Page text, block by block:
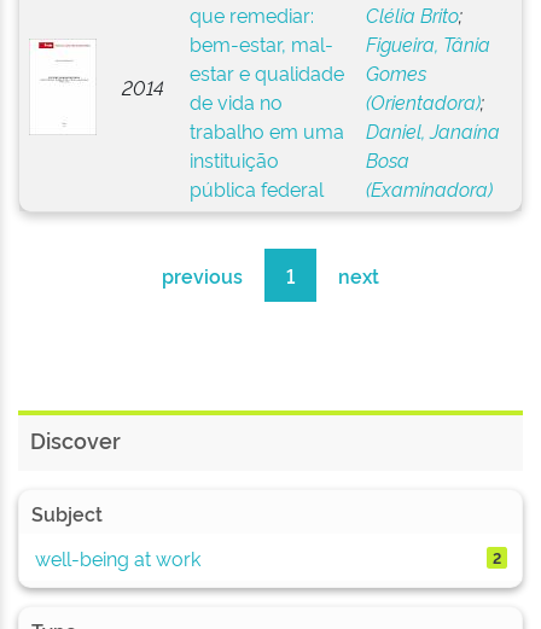
2014
que remediar:
bem-estar, mal-
estar e qualidade
de vida no
trabalho em uma
instituição
pública federal
Clélia Brito;
Figueira, Tânia
Gomes
(Orientadora);
Daniel, Janaína
Bosa
(Examinadora)
previous 1 next
Discover
Subject
well-being at work
2